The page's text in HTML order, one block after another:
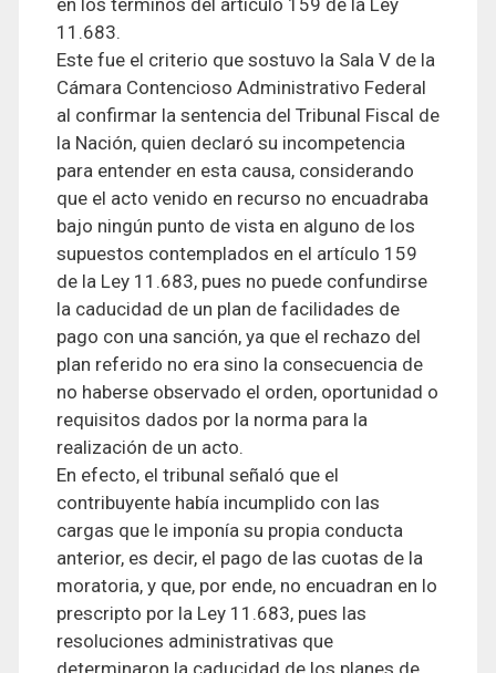
11.683.
Este fue el criterio que sostuvo la Sala V de la
Cámara Contencioso Administrativo Federal
al confirmar la sentencia del Tribunal Fiscal de
la Nación, quien declaró su incompetencia
para entender en esta causa, considerando
que el acto venido en recurso no encuadraba
bajo ningún punto de vista en alguno de los
supuestos contemplados en el artículo 159
de la Ley 11.683, pues no puede confundirse
la caducidad de un plan de facilidades de
pago con una sanción, ya que el rechazo del
plan referido no era sino la consecuencia de
no haberse observado el orden, oportunidad o
requisitos dados por la norma para la
realización de un acto.
En efecto, el tribunal señaló que el
contribuyente había incumplido con las
cargas que le imponía su propia conducta
anterior, es decir, el pago de las cuotas de la
moratoria, y que, por ende, no encuadran en lo
prescripto por la Ley 11.683, pues las
resoluciones administrativas que
determinaron la caducidad de los planes de